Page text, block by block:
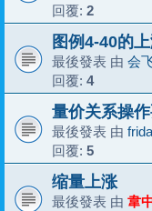
回覆: 2
图例4-40的
最後發表 由 会
回覆: 4
量价关系操
最後發表 由
回覆: 5
缩量上涨
最後發表 由 韋